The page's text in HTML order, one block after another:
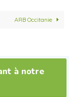
ARB Occitanie
à notre